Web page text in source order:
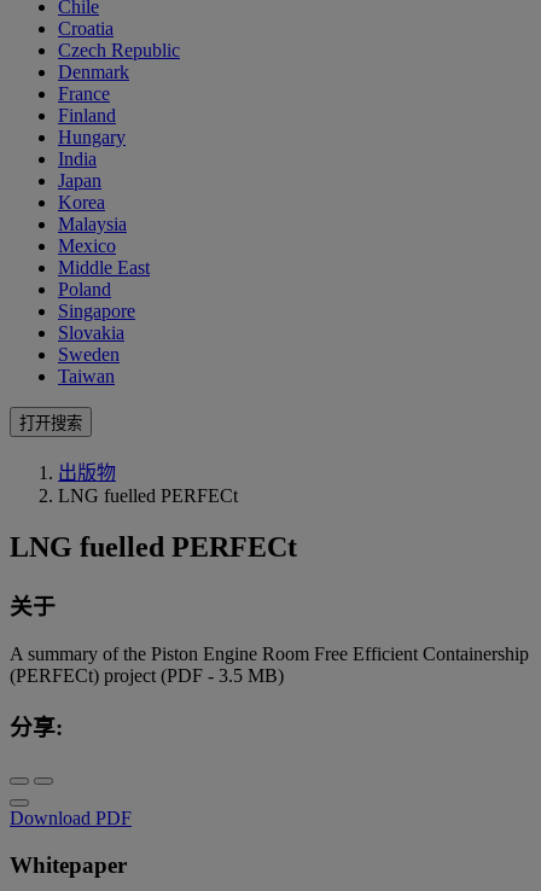
Chile
Croatia
Czech Republic
Denmark
France
Finland
Hungary
India
Japan
Korea
Malaysia
Mexico
Middle East
Poland
Singapore
Slovakia
Sweden
Taiwan
打开搜索
出版物
LNG fuelled PERFECt
LNG fuelled PERFECt
关于
A summary of the Piston Engine Room Free Efficient Containership
(PERFECt) project (PDF - 3.5 MB)
分享:
Download PDF
Whitepaper